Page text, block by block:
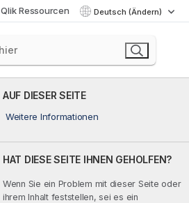
Qlik Ressourcen Deutsch (Ändern)
AUF DIESER SEITE
Weitere Informationen
HAT DIESE SEITE IHNEN GEHOLFEN?
Wenn Sie ein Problem mit dieser Seite oder
ihrem Inhalt feststellen, sei es ein